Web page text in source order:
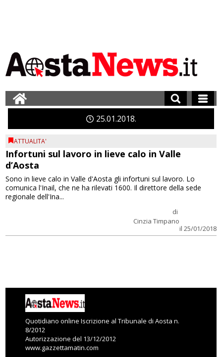
2501 2018
ATTUALITA'
Infortuni sul lavoro in lieve calo in Valle
d’Aosta
di
Cinzia Timpano
il 25/01/2018
Sono in lieve calo in Valle d'Aosta gli infortuni sul lavoro. Lo
comunica l'Inail, che ne ha rilevati 1600. Il direttore della sede
regionale dell'Ina...
Quotidiano online Iscrizione al Tribunale di Aosta n.
8/2012
Autorizzazione del 13/12/2012
www.gazzettamatin.com